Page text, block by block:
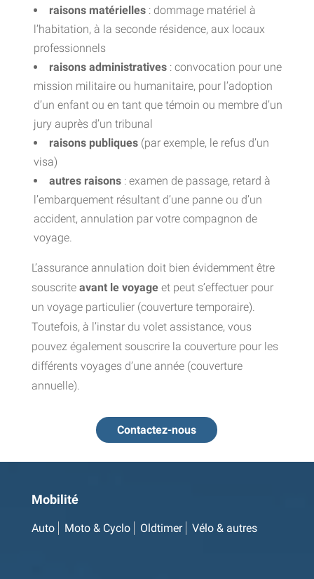
raisons matérielles: dommage matériel à
l’habitation, à la seconde résidence, aux locaux
professionnels
raisons administratives: convocation pour une
mission militaire ou humanitaire, pour l’adoption
d’un enfant ou en tant que témoin ou membre d’un
jury auprès d’un tribunal
raisons publiques(par exemple, le refus d’un
visa)
autres raisons: examen de passage, retard à
l’embarquement résultant d’une panne ou d’un
accident, annulation par votre compagnon de
voyage.
L’assurance annulation doit bien évidemment être
souscrite avant le voyageet peut s’effectuer pour
un voyage particulier (couverture temporaire).
Toutefois, à l’instar du volet assistance, vous
pouvez également souscrire la couverture pour les
différents voyages d’une année (couverture
annuelle).
Contactez-nous
Mobilité
Auto Moto & Cyclo Oldtimer Vélo & autres